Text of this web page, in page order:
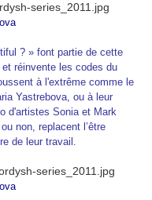
? » font partie de cette
réinvente les codes du
à l'extrême comme le
Yastrebova, ou à leur
d'artistes Sonia et Mark
non, replacent l’être
de leur travail.